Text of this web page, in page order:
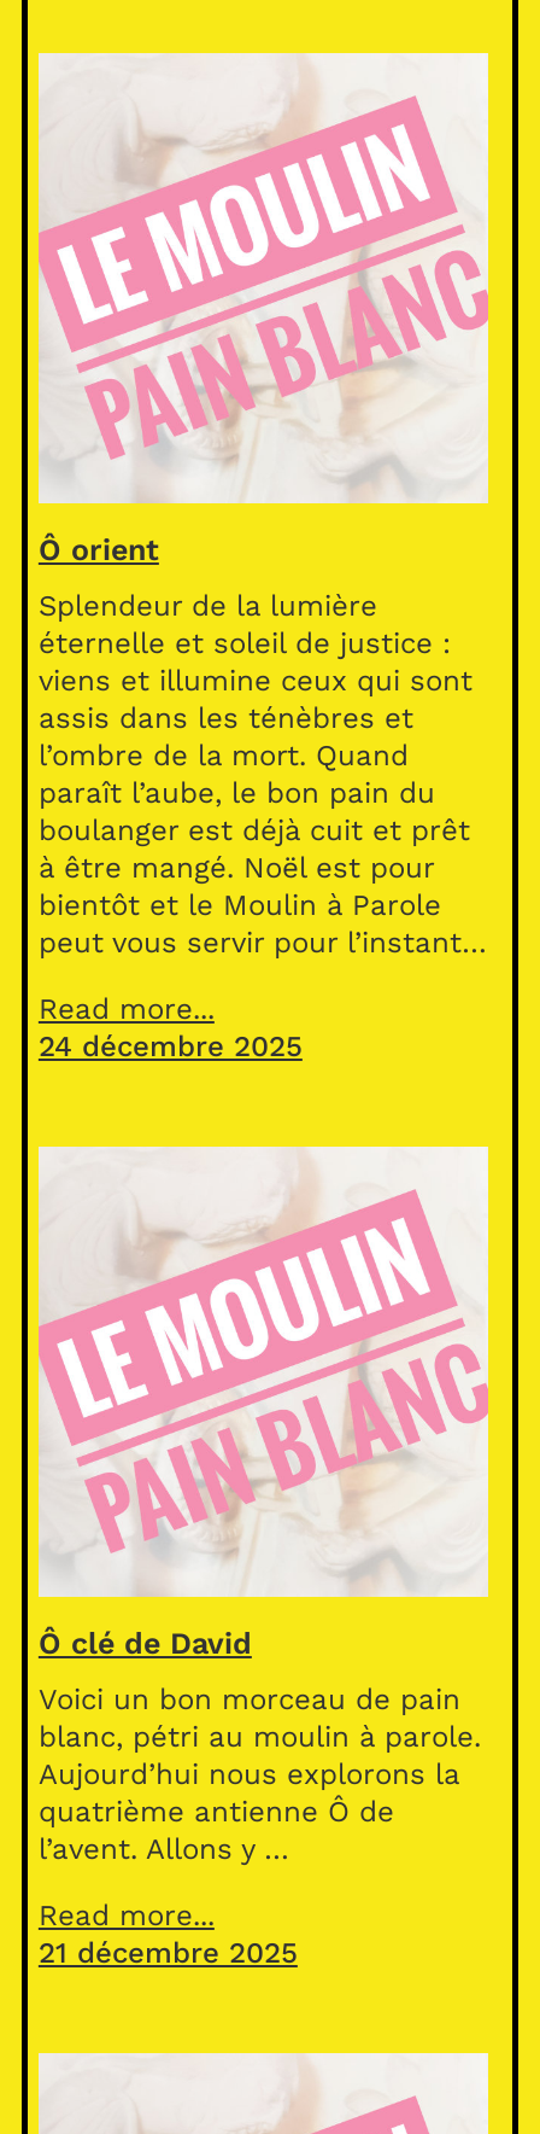
Ô orient
Splendeur de la lumière
éternelle et soleil de justice :
viens et illumine ceux qui sont
assis dans les ténèbres et
l’ombre de la mort. Quand
paraît l’aube, le bon pain du
boulanger est déjà cuit et prêt
à être mangé. Noël est pour
bientôt et le Moulin à Parole
peut vous servir pour l’instant…
Read more...
24 décembre 2025
Ô clé de David
Voici un bon morceau de pain
blanc, pétri au moulin à parole.
Aujourd’hui nous explorons la
quatrième antienne Ô de
l’avent. Allons y …
Read more...
21 décembre 2025